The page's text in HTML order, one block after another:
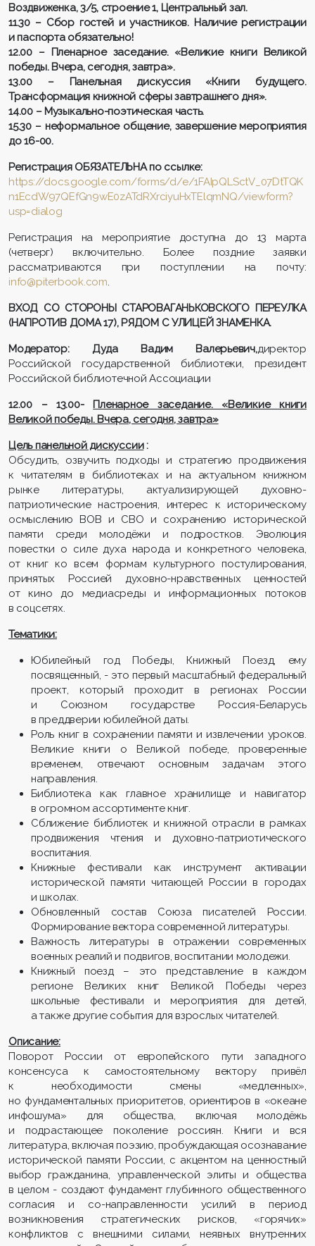
Воздвиженка, 3/5, строение 1, Центральный зал.
11.30 – Сбор гостей и участников. Наличие регистрации
и паспорта обязательно!
12.00 – Пленарное заседание. «Великие книги Великой
победы. Вчера, сегодня, завтра».
13.00 –
Панельная дискуссия «Книги будущего.
Трансформация книжной сферы завтрашнего дня».
14.00 – Музыкально-поэтическая часть.
15.30 – неформальное общение, завершение мероприятия
до 16-00.
Регистрация ОБЯЗАТЕЛЬНА по ссылке:
https://docs.google.com/forms/d/e/1FAIpQLSctV_07DtTQK
n1EcdW97QEfGn9wE0zATdRXrciyuHxTElqmNQ/viewform?
usp=dialog
Регистрация на мероприятие доступна до 13 марта
(четверг) включительно. Более поздние заявки
рассматриваются при поступлении на почту:
info@piterbook.com.
ВХОД СО СТОРОНЫ СТАРОВАГАНЬКОВСКОГО ПЕРЕУЛКА
(НАПРОТИВ ДОМА 17), РЯДОМ С УЛИЦЕЙ ЗНАМЕНКА.
Модератор: Дуда Вадим Валерьевич,директор
Российской государственной библиотеки, президент
Российской библиотечной Ассоциации
12.00 – 13.00- Пленарное заседание. «Великие книги
Великой победы. Вчера, сегодня, завтра»
Цель панельной дискуссии :
Обсудить, озвучить подходы и стратегию продвижения
к читателям в библиотеках и на актуальном книжном
рынке литературы, актуализирующей духовно-
патриотические настроения, интерес к историческому
осмыслению ВОВ и СВО и сохранению исторической
памяти среди молодёжи и подростков. Эволюция
повестки о силе духа народа и конкретного человека,
от книг ко всем формам культурного постулирования,
принятых Россией духовно-нравственных ценностей
от кино до медиасреды и информационных потоков
в соцсетях.
Тематики:
Юбилейный год Победы, Книжный Поезд, ему
посвященный, - это первый масштабный федеральный
проект, который проходит в регионах России
и Союзном государстве Россия-Беларусь
в преддверии юбилейной даты.
Роль книг в сохранении памяти и извлечении уроков.
Великие книги о Великой победе, проверенные
временем, отвечают основным задачам этого
направления.
Библиотека как главное хранилище и навигатор
в огромном ассортименте книг.
Сближение библиотек и книжной отрасли в рамках
продвижения чтения и духовно-патриотического
воспитания.
Книжные фестивали как инструмент активации
исторической памяти читающей России в городах
и школах.
Обновленный состав Союза писателей России.
Формирование вектора современной литературы.
Важность литературы в отражении современных
военных реалий и подвигов, воспитании молодежи.
Книжный поезд – это представление в каждом
регионе Великих книг Великой Победы через
школьные фестивали и мероприятия для детей,
а также другие события для взрослых читателей.
Описание:
Поворот России от европейского пути западного
консенсуса к самостоятельному вектору привёл
к необходимости смены «медленных»,
но фундаментальных приоритетов, ориентиров в «океане
инфошума» для общества, включая молодёжь
и подрастающее поколение россиян. Книги и вся
литература, включая поэзию, пробуждающая осознавание
исторической памяти России, с акцентом на ценностный
выбор гражданина, управленческой элиты и общества
в целом - создают фундамент глубинного общественного
согласия и со-направленности усилий в период
возникновения стратегических рисков, «горячих»
конфликтов с внешними силами, неявных внутренних